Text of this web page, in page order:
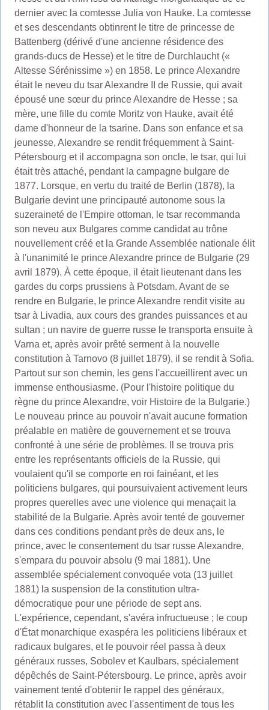
dernier avec la comtesse Julia von Hauke. La comtesse
et ses descendants obtinrent le titre de princesse de
Battenberg (dérivé d'une ancienne résidence des
grands-ducs de Hesse) et le titre de Durchlaucht («
Altesse Sérénissime ») en 1858. Le prince Alexandre
était le neveu du tsar Alexandre II de Russie, qui avait
épousé une sœur du prince Alexandre de Hesse ; sa
mère, une fille du comte Moritz von Hauke, avait été
dame d'honneur de la tsarine. Dans son enfance et sa
jeunesse, Alexandre se rendit fréquemment à Saint-
Pétersbourg et il accompagna son oncle, le tsar, qui lui
était très attaché, pendant la campagne bulgare de
1877. Lorsque, en vertu du traité de Berlin (1878), la
Bulgarie devint une principauté autonome sous la
suzeraineté de l'Empire ottoman, le tsar recommanda
son neveu aux Bulgares comme candidat au trône
nouvellement créé et la Grande Assemblée nationale élit
à l'unanimité le prince Alexandre prince de Bulgarie (29
avril 1879). À cette époque, il était lieutenant dans les
gardes du corps prussiens à Potsdam. Avant de se
rendre en Bulgarie, le prince Alexandre rendit visite au
tsar à Livadia, aux cours des grandes puissances et au
sultan ; un navire de guerre russe le transporta ensuite à
Varna et, après avoir prêté serment à la nouvelle
constitution à Tarnovo (8 juillet 1879), il se rendit à Sofia.
Partout sur son chemin, les gens l'accueillirent avec un
immense enthousiasme. (Pour l'histoire politique du
règne du prince Alexandre, voir Histoire de la Bulgarie.)
Le nouveau prince au pouvoir n'avait aucune formation
préalable en matière de gouvernement et se trouva
confronté à une série de problèmes. Il se trouva pris
entre les représentants officiels de la Russie, qui
voulaient qu'il se comporte en roi fainéant, et les
politiciens bulgares, qui poursuivaient activement leurs
propres querelles avec une violence qui menaçait la
stabilité de la Bulgarie. Après avoir tenté de gouverner
dans ces conditions pendant près de deux ans, le
prince, avec le consentement du tsar russe Alexandre,
s'empara du pouvoir absolu (9 mai 1881). Une
assemblée spécialement convoquée vota (13 juillet
1881) la suspension de la constitution ultra-
démocratique pour une période de sept ans.
L'expérience, cependant, s'avéra infructueuse ; le coup
d'État monarchique exaspéra les politiciens libéraux et
radicaux bulgares, et le pouvoir réel passa à deux
généraux russes, Sobolev et Kaulbars, spécialement
dépêchés de Saint-Pétersbourg. Le prince, après avoir
vainement tenté d'obtenir le rappel des généraux,
rétablit la constitution avec l'assentiment de tous les